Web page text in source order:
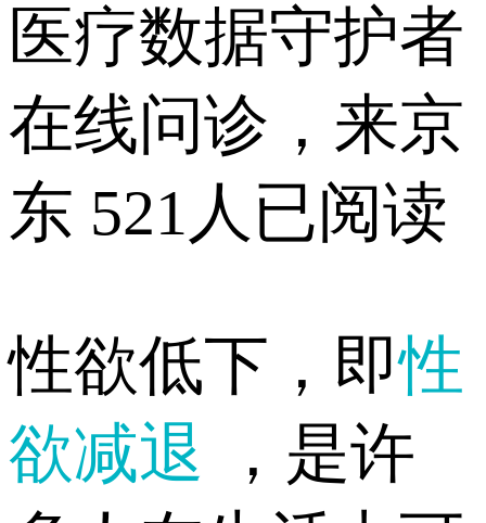
医疗数据守护者
在线问诊，来京
东 521人已阅读
性欲低下，即性
欲减退
，是许